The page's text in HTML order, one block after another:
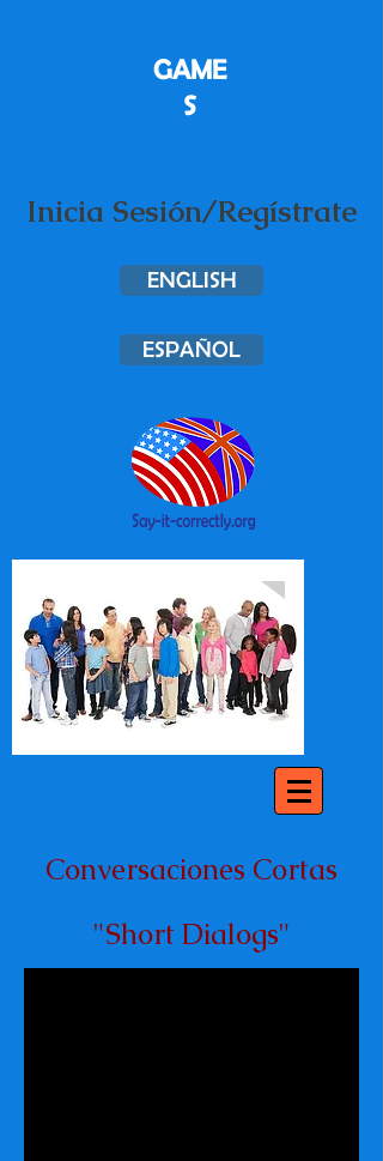
GAME
S
Inicia Sesión/Regístrate
ENGLISH
ESPAÑOL
Conversaciones Cortas
"Short Dialogs"